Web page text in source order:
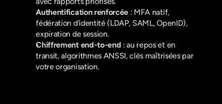
Authentification renforcée : MFA natif,
fédération d'identité (LDAP, SAML, OpenID),
expiration de session.
Chiffrement end-to-end : au repos et en
transit, algorithmes ANSSI, clés maîtrisées par
votre organisation.